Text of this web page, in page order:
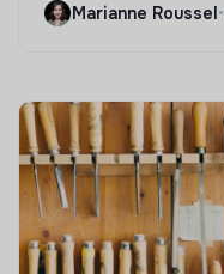
Marianne Roussel•